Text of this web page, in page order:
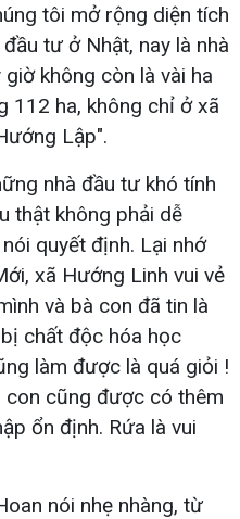
tôi mở rộng diện tích
tư ở Nhật, nay là nhà
không còn là vài ha
112 ha, không chỉ ở xã
Lập".
nhà đầu tư khó tính
thật không phải dễ
quyết định. Lại nhớ
xã Hướng Linh vui vẻ
và bà con đã tin là
chất độc hóa học
làm được là quá giỏi !
cũng được có thêm
ổn định. Rứa là vui
nói nhẹ nhàng, từ